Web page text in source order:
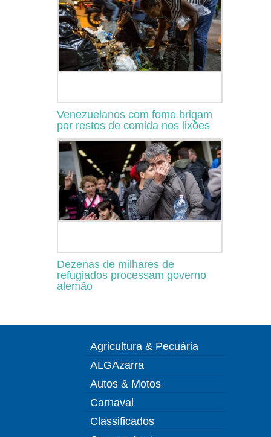
Venezuelanos com fome brigam
por restos de comida nos lixões
Dezenas de milhares de
refugiados processam governo
alemão
Agricultura & Pecuária
ALGAzarra
Autos & Motos
Carnaval
Classificados